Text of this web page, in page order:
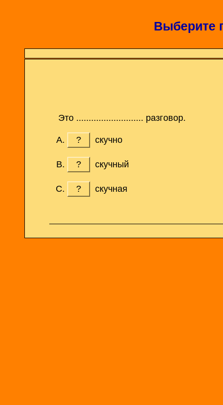
Выберите
Это ........................... разговор.
? скучно
? скучный
? скучная